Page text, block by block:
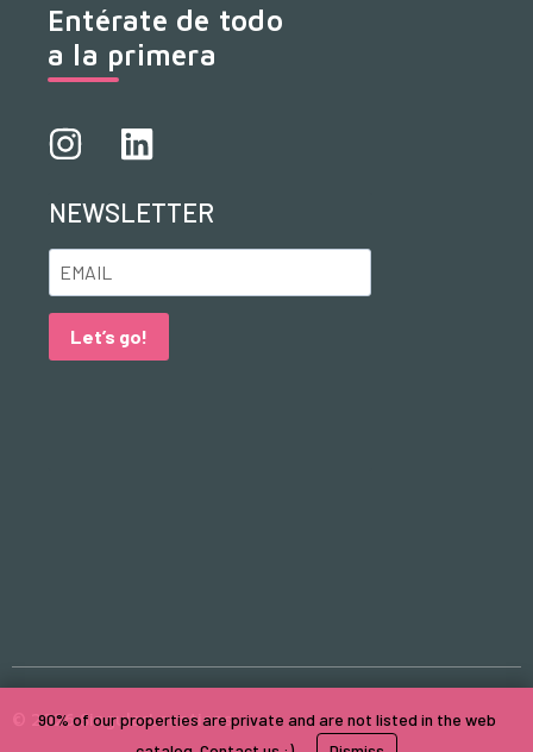
Entérate de todo
a la primera
NEWSLETTER
Let’s go!
© 2026 SingularLocations
90% of our properties are private and are not listed in the web